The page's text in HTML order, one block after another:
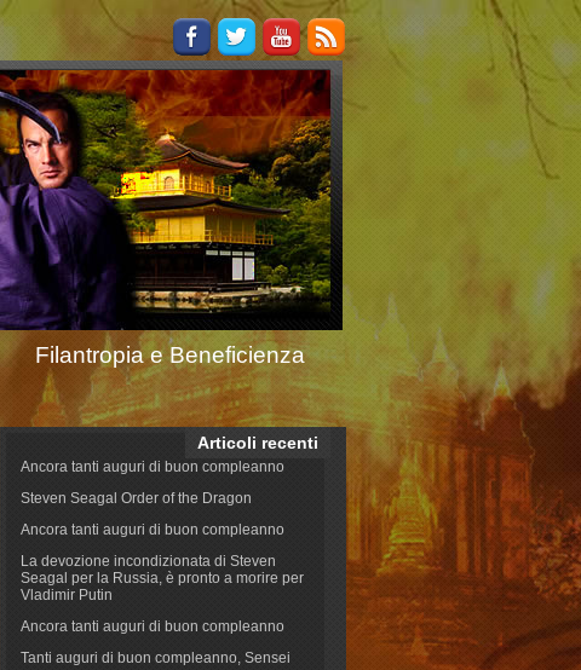
Filantropia e Beneficienza
Articoli recenti
Ancora tanti auguri di buon compleanno
Steven Seagal Order of the Dragon
Ancora tanti auguri di buon compleanno
La devozione incondizionata di Steven
Seagal per la Russia, è pronto a morire per
Vladimir Putin
Ancora tanti auguri di buon compleanno
Tanti auguri di buon compleanno, Sensei